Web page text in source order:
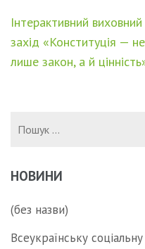
Навігація
записів
Інтерактивний виховний
захід «Конституція — не
лише закон, а й
НОВИНИ
(без назви)
Всеукраїнську